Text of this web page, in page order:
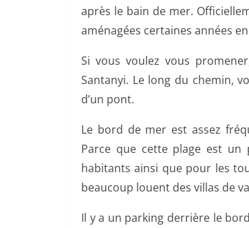
après le bain de mer.
aménagées certaines années
Si vous voulez vous
Santanyi. Le long du chemin,
d’un pont.
Le bord de mer est assez
Parce que cette plage est un
habitants ainsi que pour les
beaucoup louent des villas de
Il y a un parking derrière le